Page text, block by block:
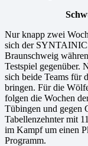
Nur knapp zwei
sich der
Braunschweig
Testspiel gegenüber.
sich beide Teams für
bringen. Für die
folgen die Wochen
Tübingen und gegen
Tabellenzehnter mit
im Kampf um einen
Programm.